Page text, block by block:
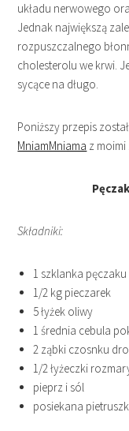
układu nerwowego
Jednak największą
rozpuszczalnego
cholesterolu we krwi.
sycące na długo.
Poniższy przepis
MniamMniama z moimi
Składniki:
1 szklanka pęczaku
1/2 kg pieczarek
5 łyżek oliwy
1 średnia cebula
2 ząbki czosnku
1/2 łyżeczki
pieprz i sól
posiekana